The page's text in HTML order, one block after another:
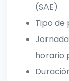
(SAE)
Tipo de
horario